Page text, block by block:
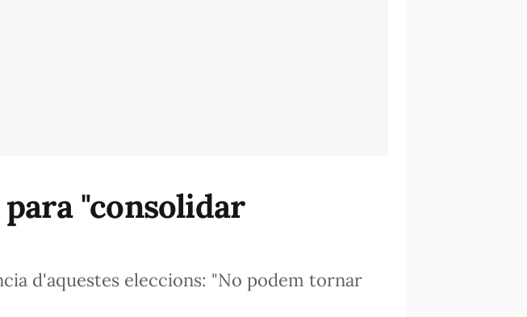
"consolidar
d'aquestes eleccions: "No podem tornar